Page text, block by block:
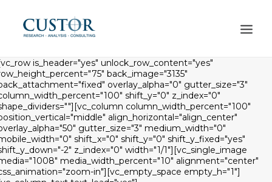
PHILOSOPHIE
LEISTUNGEN
REFERENZEN
PRÄSENZ
DOWNLOAD
is_header="yes" unlock_row_content="yes"
back_image="3135"
overlay_alpha="0" gutter_size="3"
shift_y="0" z_index="0"
column_width_percent="100"
align_horizontal="align_center"
gutter_size="3" medium_width="0"
shift_x="0" shift_y="0" shift_y_fixed="yes"
2" z_index="0" width="1/1"][vc_single_image
media_width_percent="10" alignment="center"
in"][vc_empty_space empty_h="1"]